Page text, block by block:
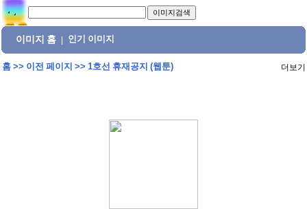
이미지 홈 인기 이미지
홈>> 이전 페이지 >> 1호선 휴재공지 (웹툰) 더보기